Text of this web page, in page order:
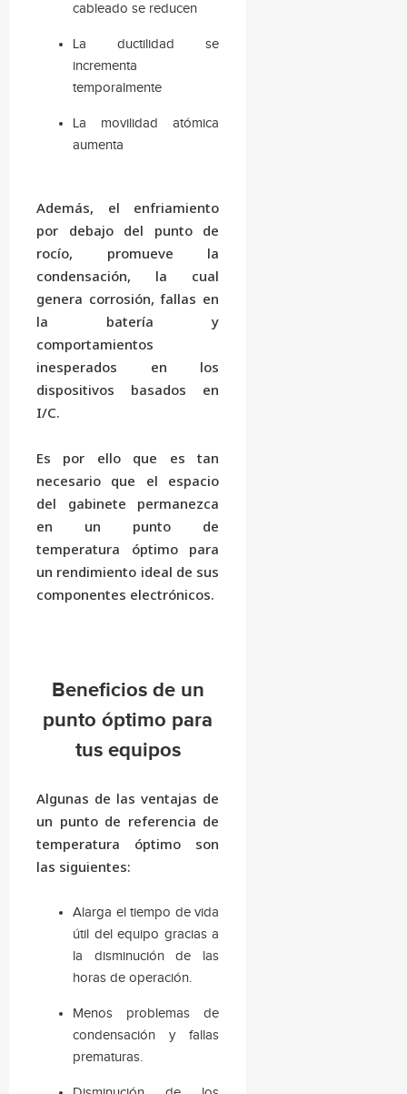
cableado se reducen
La ductilidad se
incrementa
temporalmente
La movilidad atómica
aumenta
Además, el enfriamiento
por debajo del punto de
rocío, promueve la
condensación, la cual
genera corrosión, fallas en
la batería y
comportamientos
inesperados en los
dispositivos basados en
I/C.
Es por ello que es tan
necesario que el espacio
del gabinete permanezca
en un punto de
temperatura óptimo para
un rendimiento ideal de sus
componentes electrónicos.
Beneficios de un
punto óptimo para
tus equipos
Algunas de las ventajas de
un punto de referencia de
temperatura óptimo son
las siguientes:
Alarga el tiempo de vida
útil del equipo gracias a
la disminución de las
horas de operación.
Menos problemas de
condensación y fallas
prematuras.